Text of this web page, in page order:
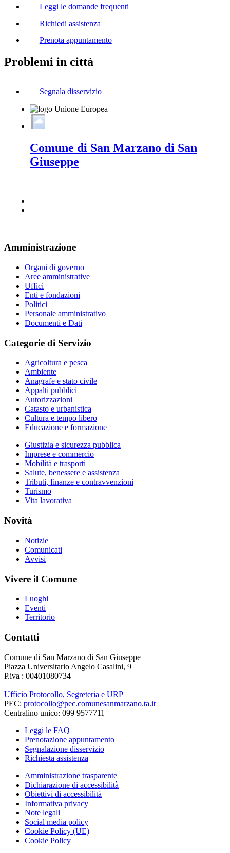
Leggi le domande frequenti
Richiedi assistenza
Prenota appuntamento
Problemi in città
Segnala disservizio
Comune di San Marzano di San
Giuseppe
Amministrazione
Organi di governo
Aree amministrative
Uffici
Enti e fondazioni
Politici
Personale amministrativo
Documenti e Dati
Categorie di Servizio
Agricoltura e pesca
Ambiente
Anagrafe e stato civile
Appalti pubblici
Autorizzazioni
Catasto e urbanistica
Cultura e tempo libero
Educazione e formazione
Giustizia e sicurezza pubblica
Imprese e commercio
Mobilità e trasporti
Salute, benessere e assistenza
Tributi, finanze e contravvenzioni
Turismo
Vita lavorativa
Novità
Notizie
Comunicati
Avvisi
Vivere il Comune
Luoghi
Eventi
Territorio
Contatti
Comune di San Marzano di San Giuseppe
Piazza Universitario Angelo Casalini, 9
P.iva : 00401080734
Ufficio Protocollo, Segreteria e URP
PEC: protocollo@pec.comunesanmarzano.ta.it
Centralino unico: 099 9577711
Leggi le FAQ
Prenotazione appuntamento
Segnalazione disservizio
Richiesta assistenza
Amministrazione trasparente
Dichiarazione di accessibilità
Obiettivi di accessibilità
Informativa privacy
Note legali
Social media policy
Cookie Policy (UE)
Cookie Policy